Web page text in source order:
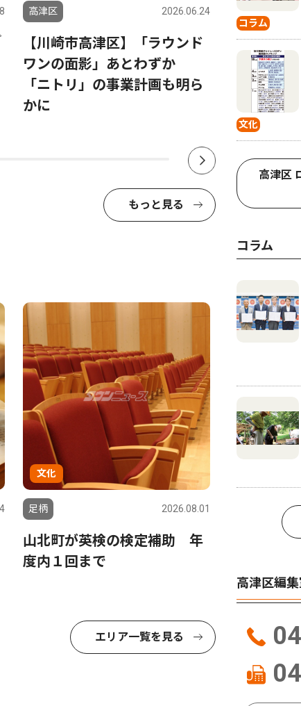
高津区 2026.06.24
【川崎市高津区】「ラウンド
ワンの面影」あとわずか
「ニトリ」の事業計画も明ら
かに
高津署勤
巡りさん
家と二足
もっと見る
文化
足柄 2026.08.01
山北町が英検の検定補助 年
度内１回まで
エリア一覧を見る
コラム
文化
高津区
コラム
高津区編集